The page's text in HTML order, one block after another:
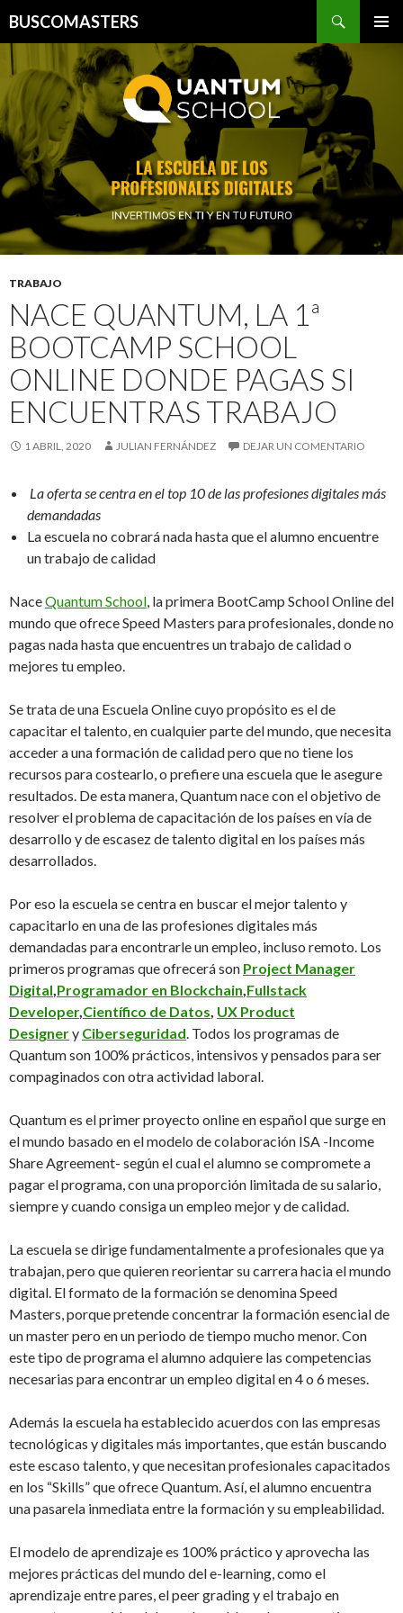
BUSCOMASTERS
TRABAJO
NACE QUANTUM, LA 1ª
BOOTCAMP SCHOOL
ONLINE DONDE PAGAS SI
ENCUENTRAS TRABAJO
1 ABRIL, 2020 JULIAN FERNÁNDEZ DEJAR UN COMENTARIO
La oferta se centra en el top 10 de las profesiones digitales más
demandadas
La escuela no cobrará nada hasta que el alumno encuentre
un trabajo de calidad
NaceQuantum School , la primera BootCamp School Online del
mundo que ofrece Speed Masters para profesionales, donde no
pagas nada hasta que encuentres un trabajo de calidad o
mejores tu empleo.
Se trata de una Escuela Online cuyo propósito es el de
capacitar el talento, en cualquier parte del mundo, que necesita
acceder a una formación de calidad pero que no tiene los
recursos para costearlo, o prefiere una escuela que le asegure
resultados. De esta manera, Quantum nace con el objetivo de
resolver el problema de capacitación de los países en vía de
desarrollo y de escasez de talento digital en los países más
desarrollados.
Por eso la escuela se centra en buscar el mejor talento y
capacitarlo en una de las profesiones digitales más
demandadas para encontrarle un empleo, incluso remoto. Los
primeros programas que ofrecerá son Project Manager
Digital Programador en Blockchain Fullstack
Developer, Científico de Datos UX Product
Designery Ciberseguridad . Todos los programas de
Quantum son 100% prácticos, intensivos y pensados para ser
compaginados con otra actividad laboral.
Quantum es el primer proyecto online en español que surge en
el mundo basado en el modelo de colaboración ISA -Income
Share Agreement- según el cual el alumno se compromete a
pagar el programa, con una proporción limitada de su salario,
siempre y cuando consiga un empleo mejor y de calidad.
La escuela se dirige fundamentalmente a profesionales que ya
trabajan, pero que quieren reorientar su carrera hacia el mundo
digital. El formato de la formación se denomina Speed
Masters, porque pretende concentrar la formación esencial de
un master pero en un periodo de tiempo mucho menor. Con
este tipo de programa el alumno adquiere las competencias
necesarias para encontrar un empleo digital en 4 o 6 meses.
Además la escuela ha establecido acuerdos con las empresas
tecnológicas y digitales más importantes, que están buscando
este escaso talento, y que necesitan profesionales capacitados
en los “Skills” que ofrece Quantum. Así, el alumno encuentra
una pasarela inmediata entre la formación y su empleabilidad.
El modelo de aprendizaje es 100% práctico y aprovecha las
mejores prácticas del mundo del e-learning, como el
aprendizaje entre pares, el peer grading y el trabajo en